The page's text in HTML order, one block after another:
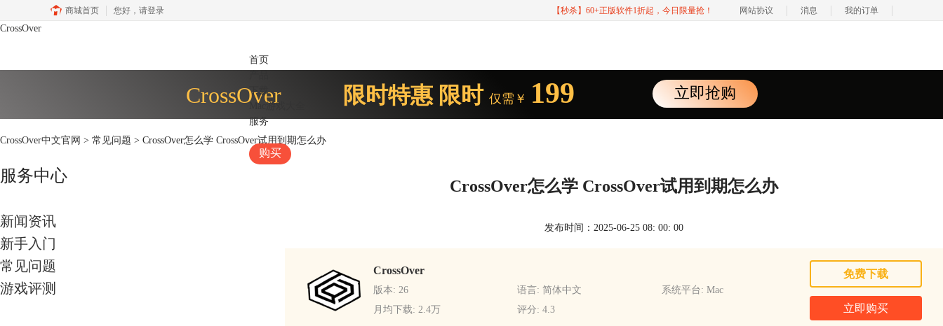
商城首页 您好， 请登录 【秒杀】60+正版软件1折起，今日限量抢！ 网站协议 消息 我的订单
CrossOver
首页
下载
Mac游戏大全
服务
购买
CrossOver 限时特惠 限时 仅需￥ 199 立即抢购
CrossOver中文官网 > 常见问题 > CrossOver怎么学 CrossOver试用到期怎么办
服务中心
新闻资讯
新手入门
常见问题
游戏评测
CrossOver怎么学 CrossOver试用到期怎么办
发布时间：2025-06-25 08: 00: 00
CrossOver
版本: 26 语言: 简体中文
系统平台: Mac
月均下载: 2.4万
评分: 4.3
免费下载
立即购买